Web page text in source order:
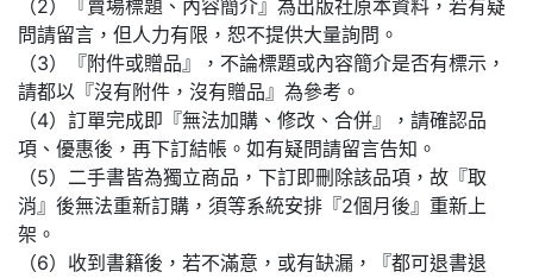
（2）『賣場標題、內容簡介』為出版社原本資料，若有疑
問請留言，但人力有限，恕不提供大量詢問。
（3）『附件或贈品』，不論標題或內容簡介是否有標示，
請都以『沒有附件，沒有贈品』為參考。
（4）訂單完成即『無法加購、修改、合併』，請確認品
項、優惠後，再下訂結帳。如有疑問請留言告知。
（5）二手書皆為獨立商品，下訂即刪除該品項，故『取
消』後無法重新訂購，須等系統安排『2個月後』重新上
架。
（6）收到書籍後，若不滿意，或有缺漏，『都可退書退